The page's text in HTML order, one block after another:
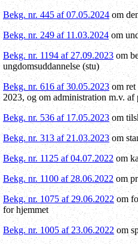
Bekg. nr. 445 af 07.05.2024 om
Bekg. nr. 249 af 11.03.2024om
Bekg. nr. 1194 af 27.09.2023om
ungdomsuddannelse (stu)
Bekg. nr. 616 af 30.05.2023om ret
2023, og om administration m.v. af
Bekg. nr. 536 af 17.05.2023om
Bekg. nr. 313 af 21.03.2023om
Bekg. nr. 1125 af 04.07.2022om
Bekg. nr. 1100 af 28.06.2022 om
Bekg. nr. 1075 af 29.06.2022 om
for hjemmet
Bekg. nr. 1005 af 23.06.2022 om